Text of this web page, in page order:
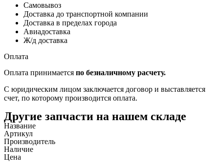
Самовывоз
Доставка до транспортной компании
Доставка в пределах города
Авиадоставка
Ж/д доставка
Оплата
Оплата принимается по безналичному расчету.
С юридическим лицом заключается договор и выставляется
счет, по которому производится оплата.
Другие запчасти на нашем складе
Название
Артикул
Производитель
Наличие
Цена